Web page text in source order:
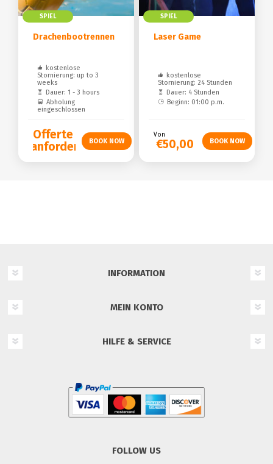
SPIEL
Drachenbootrennen
kostenlose
Stornierung: up to 3
weeks
Dauer: 1 - 3 hours
Abholung
eingeschlossen
Offerte
anfordern
SPIEL
Laser Game
kostenlose
Stornierung: 24 Stunden
Dauer: 4 Stunden
Beginn: 01:00 p.m.
Von
€50,00
INFORMATION
MEIN KONTO
HILFE & SERVICE
FOLLOW US